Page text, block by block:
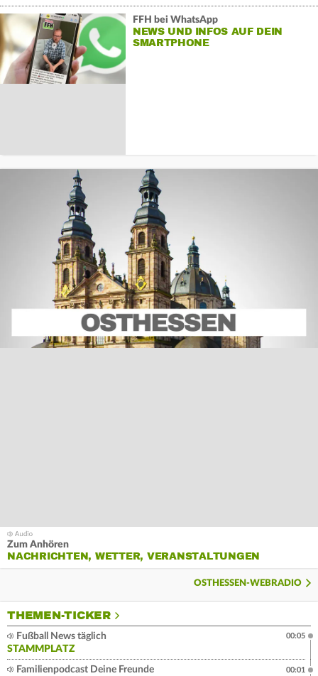
FFH bei WhatsApp
NEWS UND INFOS AUF DEIN
SMARTPHONE
Zum Anhören
NACHRICHTEN, WETTER, VERANSTALTUNGEN
OSTHESSEN-WEBRADIO
THEMEN-TICKER
Fußball News täglich
STAMMPLATZ
00:05
Familienpodcast Deine Freunde
00:01